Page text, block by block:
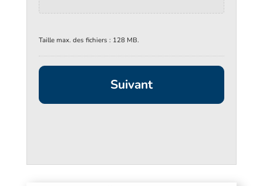
Taille max. des fichiers : 128 MB.